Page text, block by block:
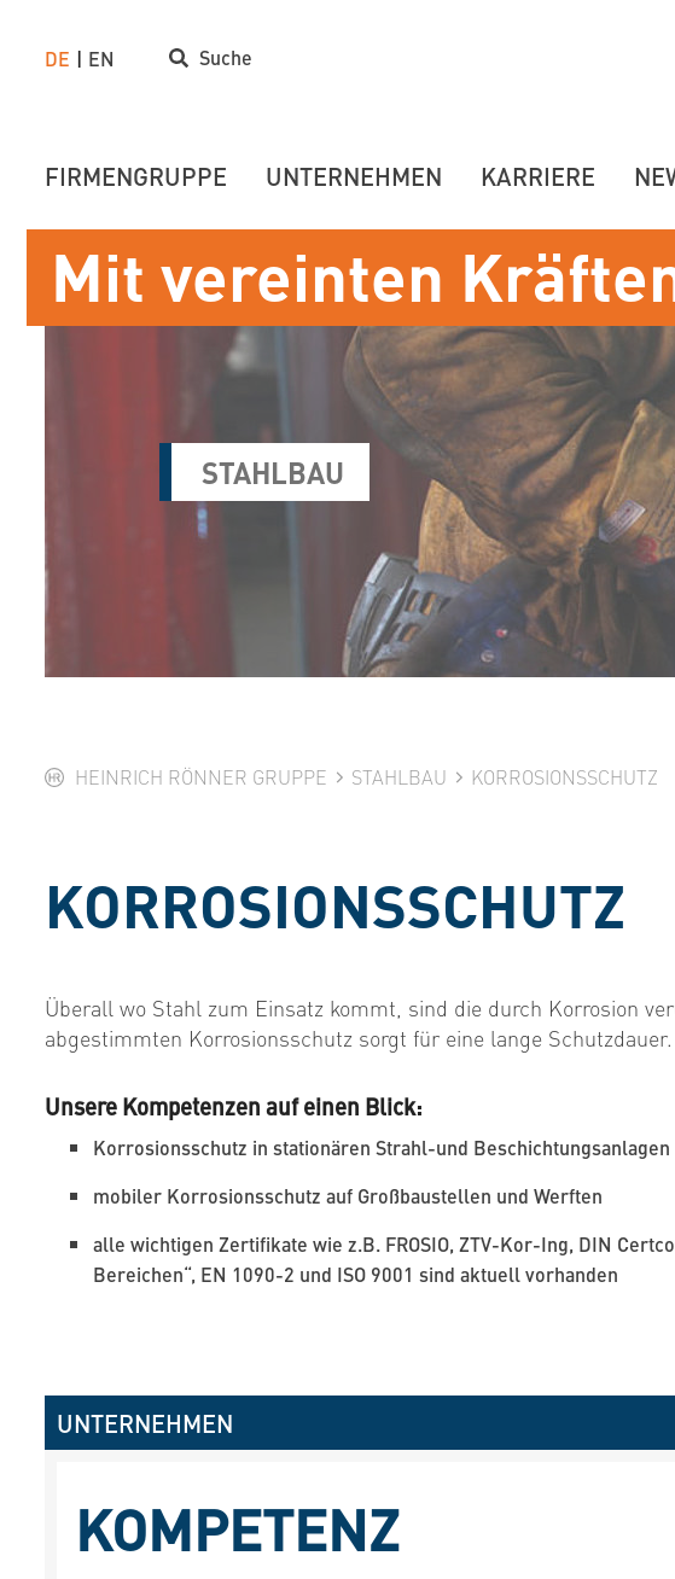
STAHLBAU
HEINRICH RÖNNER GRUPPE STAHLBAU KORROSIONSSCHUTZ
KORROSIONSSCHUTZ
Überall wo Stahl zum Einsatz kommt, sind die durch Korrosion
abgestimmten Korrosionsschutz sorgt für eine lange Schutzdauer.
Unsere Kompetenzen auf einen Blick:
Korrosionsschutz in stationären Strahl-und Beschichtungsanlagen
mobiler Korrosionsschutz auf Großbaustellen und Werften
alle wichtigen Zertifikate wie z.B. FROSIO, ZTV-Kor-Ing, DIN
Bereichen“, EN 1090-2 und ISO 9001 sind aktuell vorhanden
UNTERNEHMEN
KOMPETENZ
Mit vereinten
DE EN Suche
FIRMENGRUPPE UNTERNEHMEN KARRIERE